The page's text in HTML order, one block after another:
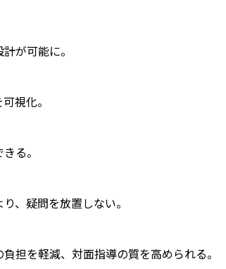
が可能に。
視化。
る。
、疑問を放置しない。
担を軽減、対面指導の質を高められる。